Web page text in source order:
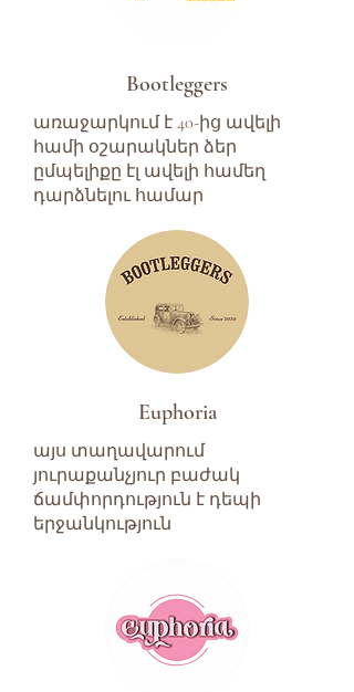
Bootleggers
առաջարկում է 40-ից ավելի
համի օշարակներ ձեր
ըմպելիքը էլ ավելի համեղ
դարձնելու համար
Euphoria
այս տաղավարում
յուրաքանչյուր բաժակ
ճամփորդություն է դեպի
երջանկություն